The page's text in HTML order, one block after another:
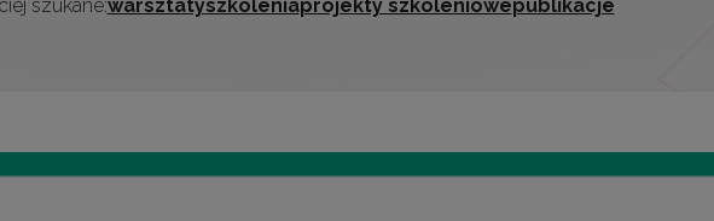
szukane:warsztatyszkoleniaprojekty szkoleniowepublikacje